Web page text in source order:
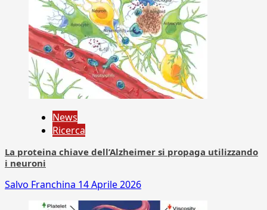
News
Ricerca
La proteina chiave dell’Alzheimer si propaga utilizzando
i neuroni
Salvo Franchina 14 Aprile 2026